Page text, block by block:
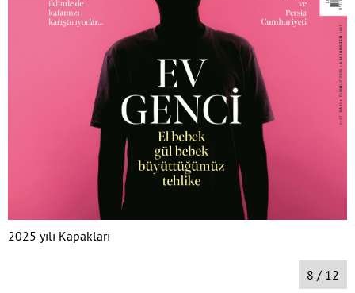
2025 yılı Kapakları
8 / 12